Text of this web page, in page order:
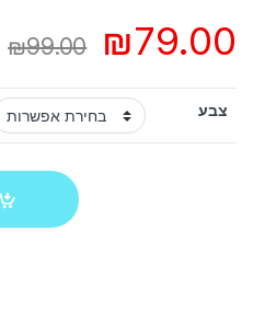
₪79.00
₪99.00
צבע